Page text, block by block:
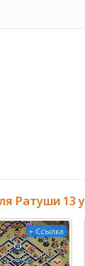
Ратуши 13
+ Ссылка